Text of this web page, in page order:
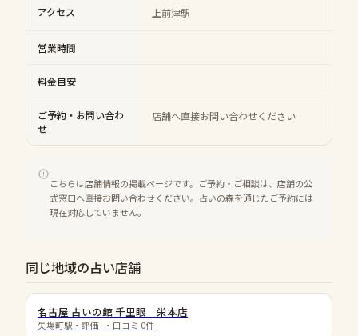
アクセス 上前津駅
営業時間
料金目安
ご予約・お問い合わ
せ
店舗へ直接お問い合わせください
こちらは店舗情報の掲載ページです。ご予約・ご相談は、店舗の公
式窓口へ直接お問い合わせください。占いの森を通じたご予約には
現在対応していません。
同じ地域の占い店舗
名古屋 占いの館 千里眼 栄本店
矢場町駅 ・評価 - ・口コミ 0件